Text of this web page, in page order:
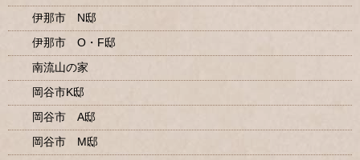
伊那市 N邸
伊那市 O・F邸
南流山の家
岡谷市K邸
岡谷市 A邸
岡谷市 M邸